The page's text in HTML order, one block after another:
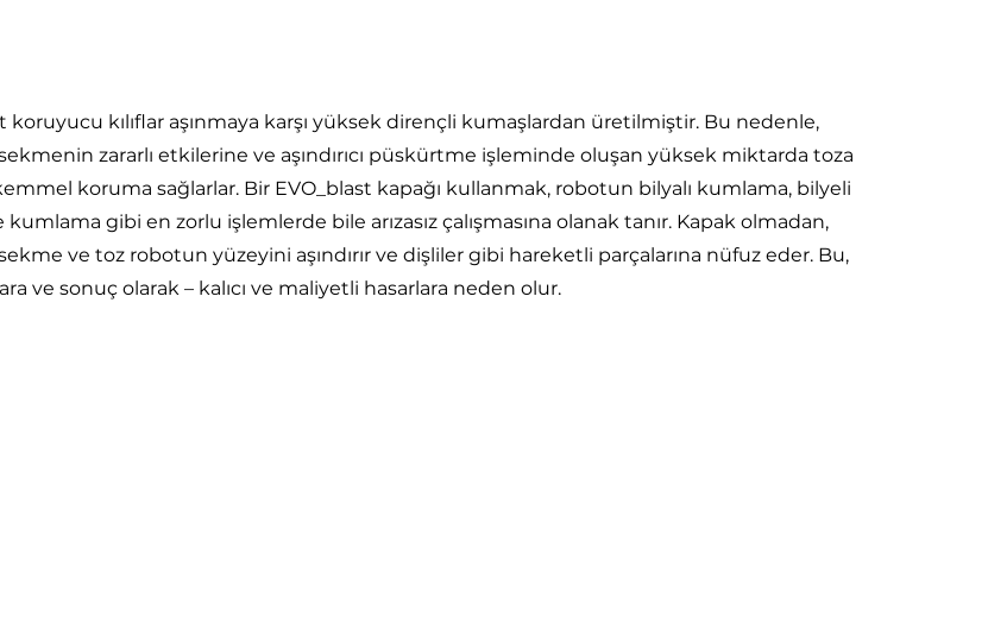
koruyucu kılıflar aşınmaya karşı yüksek dirençli kumaşlardan üretilmiştir. Bu nedenle,
sekmenin zararlı etkilerine ve aşındırıcı püskürtme işleminde oluşan yüksek miktarda toza
koruma sağlarlar. Bir EVO_blast kapağı kullanmak, robotun bilyalı kumlama, bilyeli
gibi en zorlu işlemlerde bile arızasız çalışmasına olanak tanır. Kapak olmadan,
sekme ve toz robotun yüzeyini aşındırır ve dişliler gibi hareketli parçalarına nüfuz eder. Bu,
ve sonuç olarak – kalıcı ve maliyetli hasarlara neden olur.